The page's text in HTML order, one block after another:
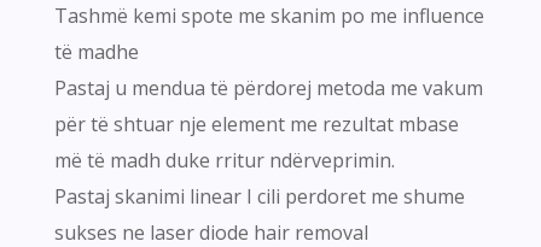
Tashmë kemi spote me skanim po me influence
të madhe
Pastaj u mendua të përdorej metoda me vakum
për të shtuar nje element me rezultat mbase
më të madh duke rritur ndërveprimin.
Pastaj skanimi linear I cili perdoret me shume
sukses ne laser diode hair removal